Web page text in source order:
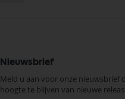
Nieuwsbrief
Meld u aan voor onze nieuwsbrief
hoogte te blijven van nieuwe